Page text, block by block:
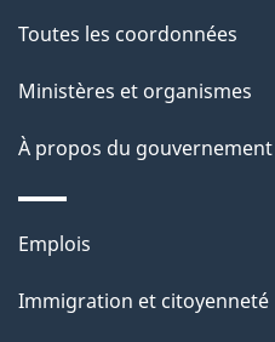
a
l
s
l
a
ce
site
Toutes les coordonnées
Ministères et organismes
À propos du gouvernement
Thèmes
sujets
Emplois
Immigration et citoyenneté